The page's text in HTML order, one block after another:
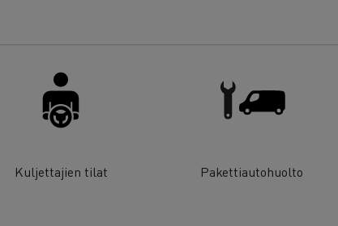
Kuljettajien tilat Pakettiautohuolto